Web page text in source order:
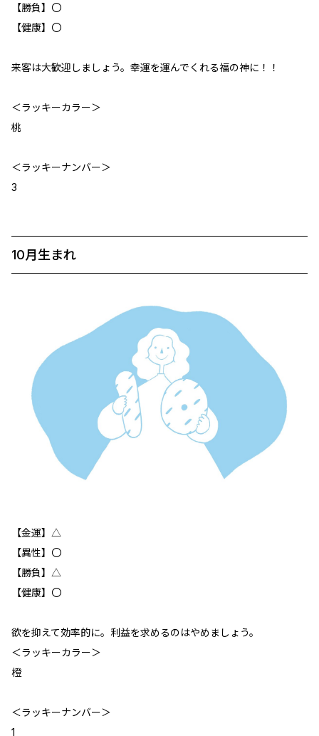
【勝負】〇
【健康】〇
来客は大歓迎しましょう。幸運を運んでくれる福の神に！！
＜ラッキーカラー＞
桃
＜ラッキーナンバー＞
3
10月生まれ
【金運】△
【異性】〇
【勝負】△
【健康】〇
欲を抑えて効率的に。利益を求めるのはやめましょう。
＜ラッキーカラー＞
橙
＜ラッキーナンバー＞
1